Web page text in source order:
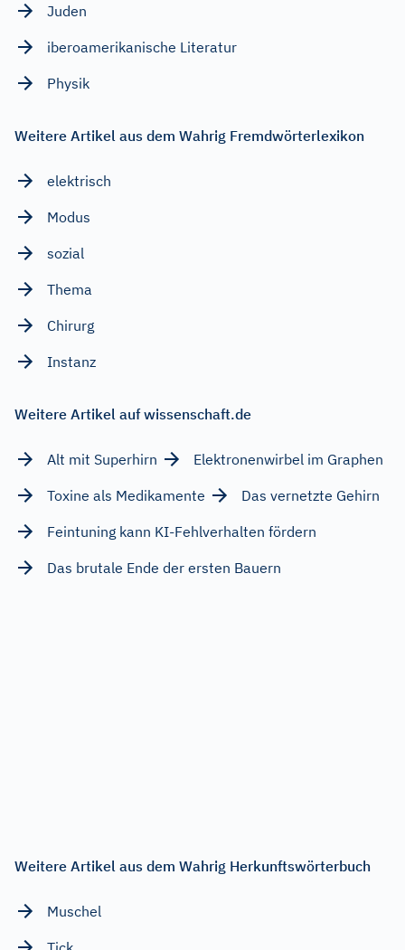
Juden
iberoamerikanische Literatur
Physik
Weitere Artikel aus dem Wahrig Fremdwörterlexikon
elektrisch
Modus
sozial
Thema
Chirurg
Instanz
Weitere Artikel auf wissenschaft.de
Alt mit Superhirn
Elektronenwirbel im Graphen
Toxine als Medikamente
Das vernetzte Gehirn
Feintuning kann KI-Fehlverhalten fördern
Das brutale Ende der ersten Bauern
Weitere Artikel aus dem Wahrig Herkunftswörterbuch
Muschel